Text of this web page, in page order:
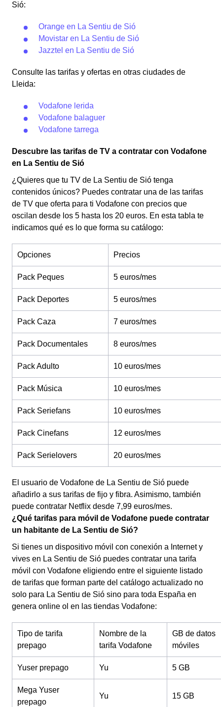
Sió:
Orange en La Sentiu de Sió
Movistar en La Sentiu de Sió
Jazztel en La Sentiu de Sió
Consulte las tarifas y ofertas en otras ciudades de
Lleida:
Vodafone lerida
Vodafone balaguer
Vodafone tarrega
Descubre las tarifas de TV a contratar con Vodafone
en La Sentiu de Sió
¿Quieres que tu TV de La Sentiu de Sió tenga
contenidos únicos? Puedes contratar una de las tarifas
de TV que oferta para ti Vodafone con precios que
oscilan desde los 5 hasta los 20 euros. En esta tabla te
indicamos qué es lo que forma su catálogo:
Opciones Precios
Pack Peques 5 euros/mes
Pack Deportes 5 euros/mes
Pack Caza 7 euros/mes
Pack Documentales 8 euros/mes
Pack Adulto 10 euros/mes
Pack Música 10 euros/mes
Pack Seriefans 10 euros/mes
Pack Cinefans 12 euros/mes
Pack Serielovers 20 euros/mes
El usuario de Vodafone de La Sentiu de Sió puede
añadirlo a sus tarifas de fijo y fibra. Asimismo, también
puede contratar Netflix desde 7,99 euros/mes.
¿Qué tarifas para móvil de Vodafone puede contratar
un habitante de La Sentiu de Sió?
Si tienes un dispositivo móvil con conexión a Internet y
vives en La Sentiu de Sió puedes contratar una tarifa
móvil con Vodafone eligiendo entre el siguiente listado
de tarifas que forman parte del catálogo actualizado no
solo para La Sentiu de Sió sino para toda España en
genera online ol en las tiendas Vodafone:
Tipo de tarifa
prepago
Nombre de la
tarifa Vodafone
GB de datos
móviles
Yuser prepago Yu 5 GB
Mega Yuser
prepago
Yu 15 GB